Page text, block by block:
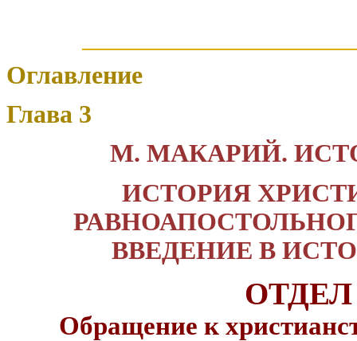
Оглавление
Глава 3
М. МАКАРИЙ.
ИСТОРИЯ
ВВЕДЕНИЕ В
ОТДЕЛ
Обращение к